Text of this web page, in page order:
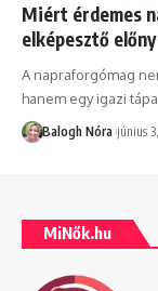
Miért érdemes
elképesztő előny
A napraforgómag
hanem egy igazi
Balogh Nóra június
MiNők.hu